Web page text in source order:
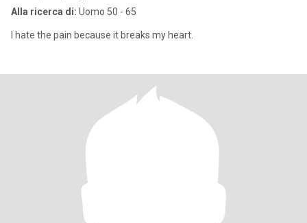
Alla ricerca di: Uomo 50 - 65
I hate the pain because it breaks my heart.